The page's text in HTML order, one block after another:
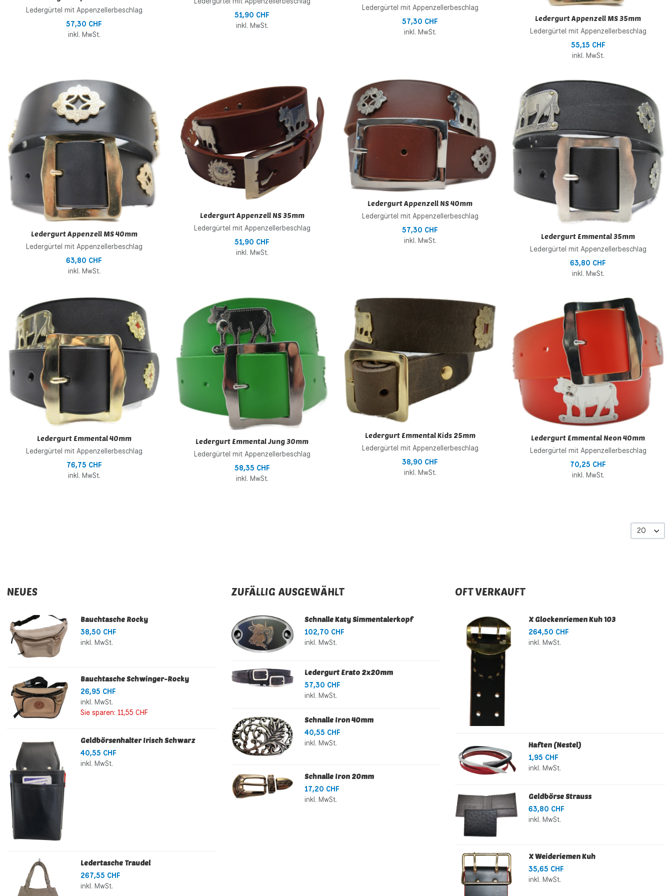
Ledergürtel mit Appenzellerbeschlag
57,30 CHF
inkl. MwSt.
51,90 CHF
inkl. MwSt.
Ledergürtel mit Appenzellerbeschlag
57,30 CHF
inkl. MwSt.
Ledergurt Appenzell MS 35mm
Ledergürtel mit Appenzellerbeschlag
55,15 CHF
inkl. MwSt.
Zur Vergleichsliste hinzufügen
Schnellansicht
Ledergurt Appenzell MS 40mm
Ledergürtel mit Appenzellerbeschlag
63,80 CHF
inkl. MwSt.
Zur Wunschliste hinzufügen
Zur Vergleichsliste hinzufügen
Schnellansicht
Ledergurt Appenzell NS 35mm
Ledergürtel mit Appenzellerbeschlag
51,90 CHF
inkl. MwSt.
Zur Wunschliste hinzufügen
Zur Vergleichsliste hinzufügen
Schnellansicht
Ledergurt Appenzell NS 40mm
Ledergürtel mit Appenzellerbeschlag
57,30 CHF
inkl. MwSt.
Ledergurt Emmental 35mm
Ledergürtel mit Appenzellerbeschlag
63,80 CHF
inkl. MwSt.
Zur Wunschliste hinzufügen
Zur Vergleichsliste hinzufügen
Schnellansicht
Ledergurt Emmental 40mm
Ledergürtel mit Appenzellerbeschlag
76,75 CHF
inkl. MwSt.
Zur Wunschliste hinzufügen
Zur Vergleichsliste hinzufügen
Schnellansicht
Ledergurt Emmental Jung 30mm
Ledergürtel mit Appenzellerbeschlag
58,35 CHF
inkl. MwSt.
Zur Wunschliste hinzufügen
Zur Vergleichsliste hinzufügen
Schnellansicht
Ledergurt Emmental Kids 25mm
Ledergürtel mit Appenzellerbeschlag
38,90 CHF
inkl. MwSt.
Ledergurt Emmental Neon 40mm
Ledergürtel mit Appenzellerbeschlag
70,25 CHF
inkl. MwSt.
20
NEUES
Bauchtasche Rocky
38,50 CHF
inkl. MwSt.
Bauchtasche Schwinger-Rocky
26,95 CHF
inkl. MwSt.
Sie sparen: 11,55 CHF
Geldbörsenhalter Irisch Schwarz
40,55 CHF
inkl. MwSt.
Ledertasche Traudel
267,55 CHF
inkl. MwSt.
ZUFÄLLIG AUSGEWÄHLT
Schnalle Katy Simmentalerkopf
102,70 CHF
inkl. MwSt.
Ledergurt Erato 2x20mm
57,30 CHF
inkl. MwSt.
Schnalle Iron 40mm
40,55 CHF
inkl. MwSt.
Schnalle Iron 20mm
17,20 CHF
inkl. MwSt.
OFT VERKAUFT
X Glockenriemen Kuh 103
264,50 CHF
inkl. MwSt.
Haften (Nestel)
1,95 CHF
inkl. MwSt.
Geldbörse Strauss
63,80 CHF
inkl. MwSt.
X Weideriemen Kuh
35,65 CHF
inkl. MwSt.